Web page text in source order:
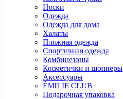
Носки
Одежда
Одежда для дома
Халаты
Пляжная одежда
Спортивная одежда
Комбинезоны
Косметички и шопперы
Аксессуары
ÉMILIE CLUB
Подарочная упаковка